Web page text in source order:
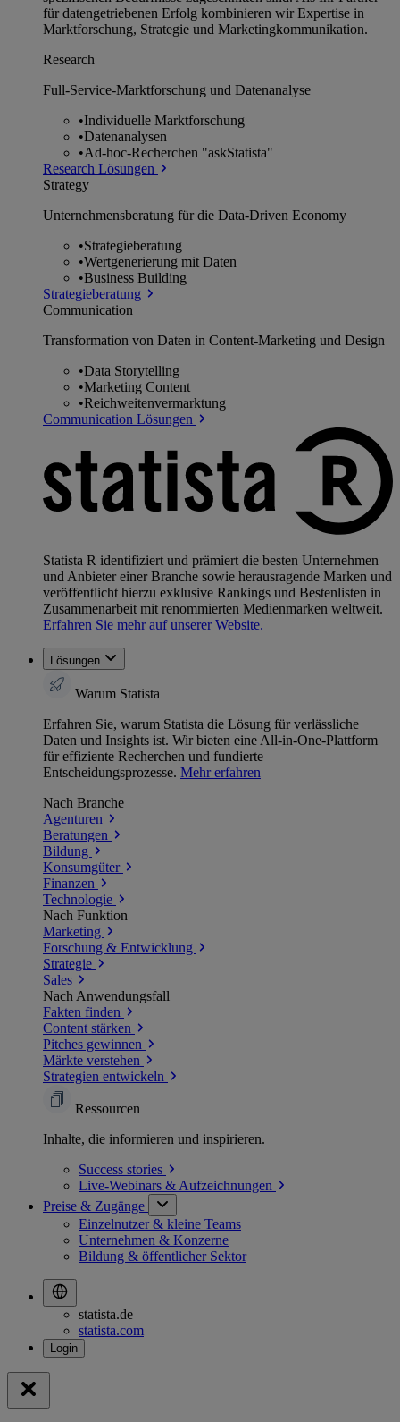
für datengetriebenen Erfolg kombinieren wir Expertise in
Marktforschung, Strategie und Marketingkommunikation.
Research
Full-Service-Marktforschung und Datenanalyse
•Individuelle Marktforschung
•Datenanalysen
•Ad-hoc-Recherchen "askStatista"
Research Lösungen
Strategy
Unternehmens­beratung für die Data-Driven Economy
•Strategieberatung
•Wertgenerierung mit Daten
•Business Building
Strategieberatung
Communication
Transformation von Daten in Content-Marketing und Design
•Data Storytelling
•Marketing Content
•Reichweitenvermarktung
Communication Lösungen
Statista R identifiziert und prämiert die besten Unternehmen
und Anbieter einer Branche sowie herausragende Marken und
veröffentlicht hierzu exklusive Rankings und Bestenlisten in
Zusammenarbeit mit renommierten Medienmarken weltweit.
Erfahren Sie mehr auf unserer Website.
Lösungen
Warum Statista
Erfahren Sie, warum Statista die Lösung für verlässliche
Daten und Insights ist. Wir bieten eine All-in-One-Plattform
für effiziente Recherchen und fundierte
Entscheidungsprozesse. Mehr erfahren
Nach Branche
Agenturen
Beratungen
Bildung
Konsumgüter
Finanzen
Technologie
Nach Funktion
Marketing
Forschung & Entwicklung
Strategie
Sales
Nach Anwendungsfall
Fakten finden
Content stärken
Pitches gewinnen
Märkte verstehen
Strategien entwickeln
Ressourcen
Inhalte, die informieren und inspirieren.
Success stories
Live-Webinars & Aufzeichnungen
Preise & Zugänge
Einzelnutzer & kleine Teams
Unternehmen & Konzerne
Bildung & öffentlicher Sektor
statista.de
statista.com